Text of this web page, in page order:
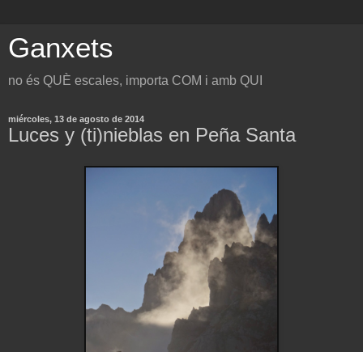
Ganxets
no és QUÈ escales, importa COM i amb QUI
miércoles, 13 de agosto de 2014
Luces y (ti)nieblas en Peña Santa